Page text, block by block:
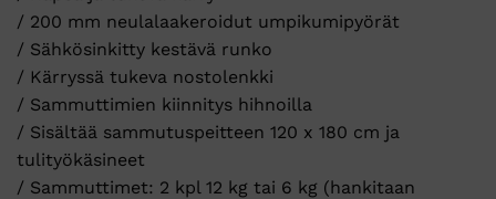
/ 200 mm neulalaakeroidut umpikumipyörät
/ Sähkösinkitty kestävä runko
/ Kärryssä tukeva nostolenkki
/ Sammuttimien kiinnitys hihnoilla
/ Sisältää sammutuspeitteen 120 x 180 cm ja
tulityökäsineet
/ Sammuttimet: 2 kpl 12 kg tai 6 kg (hankitaan